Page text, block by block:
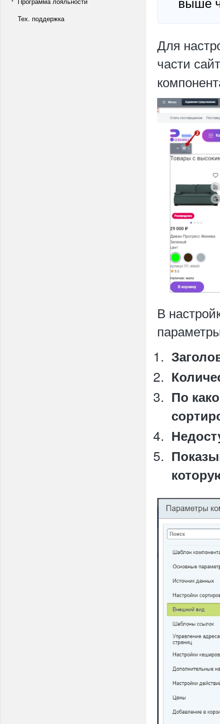
Тех. поддержка
Для
части
В
По